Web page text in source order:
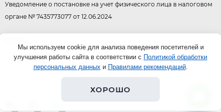
Уведомление о постановке на учет физического лица в налоговом
органе № 7435773077 от 12.06.2024
Мы используем cookie для анализа поведения посетителей и
улучшения работы сайта в соответствии с Политикой обработки
персональных данных и Правилами рекомендаций.
ХОРОШО